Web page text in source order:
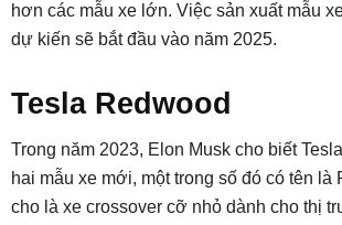
hơn các mẫu xe lớn. Việc sản xuất mẫu
dự kiến sẽ bắt đầu vào năm 2025.
Tesla Redwood
Trong năm 2023, Elon Musk cho biết
hai mẫu xe mới, một trong số đó có tên
cho là xe crossover cỡ nhỏ dành cho thị